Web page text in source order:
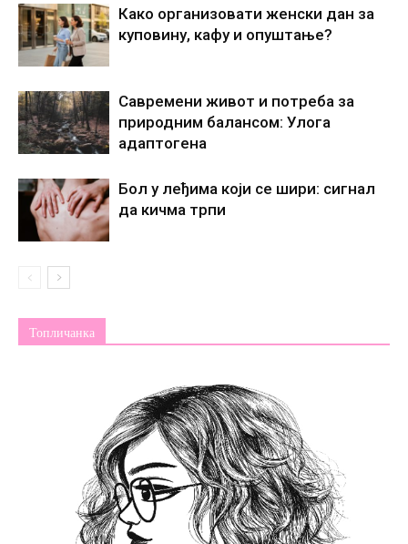
Како организовати женски дан за
куповину, кафу и опуштање?
Савремени живот и потреба за
природним балансом: Улога
адаптогена
Бол у леђима који се шири: сигнал
да кичма трпи
Топличанка